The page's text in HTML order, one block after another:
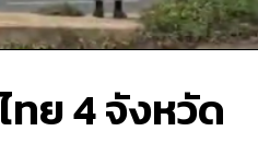
ย 4 จังหวัด